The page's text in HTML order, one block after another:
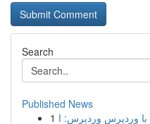
Search
Published News
1